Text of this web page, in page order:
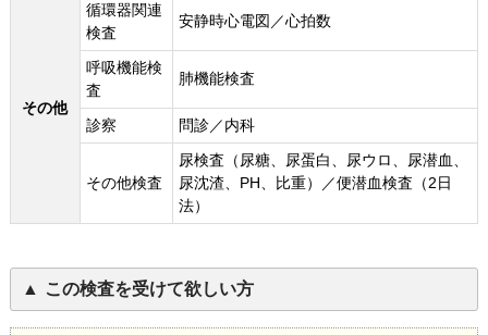
その他
循環器関連
検査
安静時心電図／心拍数
呼吸機能検
査
肺機能検査
診察 問診／内科
その他検査
尿検査（尿糖、尿蛋白、尿ウロ、尿潜血、
尿沈渣、PH、比重）／便潜血検査（2日
法）
この検査を受けて欲しい方